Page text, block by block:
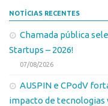
CEPIX
CPEs
INCTs
InovaUSP
NOTÍCIAS RECENTES
Chamada pública
Startups – 2026!
07/08/2026
AUSPIN e CPodV
impacto de tecnologias